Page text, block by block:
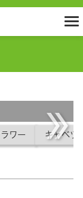
ワー キャベツ